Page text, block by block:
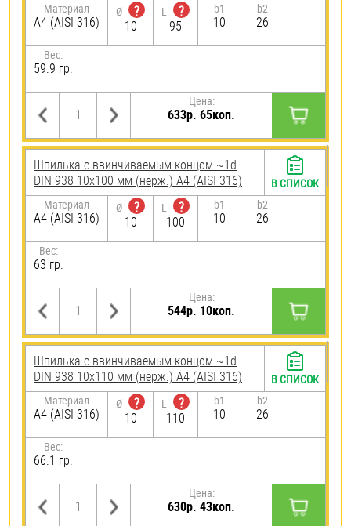
Материал
A4 (AISI 316)
Ø
?
10
L
?
95
b1
10
b2
26
Вес:
59.9 гр.
Цена:
633р. 65коп.
Шпилька c ввинчиваемым концом ~1d
DIN 938 10х100 мм (нерж.) A4 (AISI 316)
Материал
A4 (AISI 316)
Ø
?
10
L
?
100
b1
10
b2
26
Вес:
63 гр.
Цена:
544р. 10коп.
В СПИСОК
Шпилька c ввинчиваемым концом ~1d
DIN 938 10х110 мм (нерж.) A4 (AISI 316)
Материал
A4 (AISI 316)
Ø
?
10
L
?
110
b1
10
b2
26
Вес:
66.1 гр.
Цена:
630р. 43коп.
В СПИСОК